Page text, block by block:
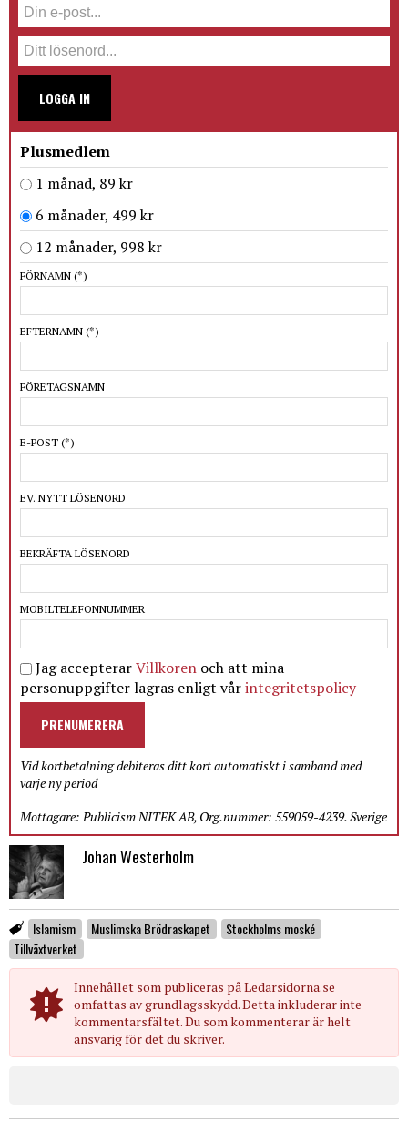
LOGGA IN
Plusmedlem
1 månad, 89 kr
6 månader, 499 kr
12 månader, 998 kr
FÖRNAMN (*)
EFTERNAMN (*)
FÖRETAGSNAMN
E-POST (*)
EV. NYTT LÖSENORD
BEKRÄFTA LÖSENORD
MOBILTELEFONNUMMER
Jag accepterarVillkoren och att mina
personuppgifter lagras enligt vårintegritetspolicy
PRENUMERERA
Vid kortbetalning debiteras ditt kort automatiskt i samband med
varje ny period
Mottagare: Publicism NITEK AB, Org.nummer: 559059-4239. Sverige
Johan Westerholm
Islamism Muslimska Brödraskapet
Stockholms moské
Tillväxtverket
Innehållet som publiceras på Ledarsidorna.se
omfattas av grundlagsskydd. Detta inkluderar inte
kommentarsfältet. Du som kommenterar är helt
ansvarig för det du skriver.